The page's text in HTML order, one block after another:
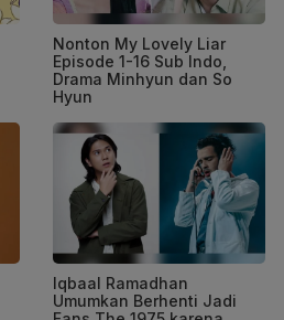
Nonton My Lovely Liar
Episode 1-16 Sub Indo,
Drama Minhyun dan So
Hyun
Iqbaal Ramadhan
Umumkan Berhenti Jadi